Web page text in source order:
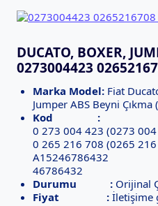
DUCATO, BOXER,
0273004423
Marka Model:Fiat
Jumper ABS Beyni Çıkma
Kod :
0 273 004 423 (0273
0 265 216 708 (0265
A15246786432
46786432
Durumu :Orijinal
Fiyat :İletişime